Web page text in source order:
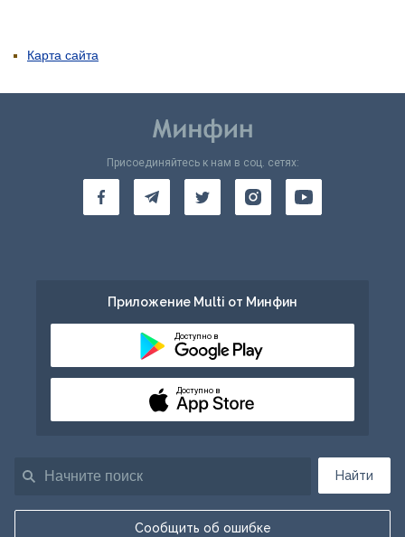
Карта сайта
Найти
Сообщить об ошибке
Присоединяйтесь к нам в соц. сетях:
Приложение Multi от Минфин
Доступно в
Доступно в